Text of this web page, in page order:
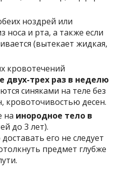
ноздрей или
носа и рта, а также если
(вытекает жидкая,
кровотечений
двух-трех раз в неделю
синяками на теле без
кровоточивостью десен.
на инородное тело в
до 3 лет).
его не следует
предмет глубже